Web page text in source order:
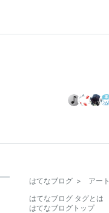
はてなブログ > アート
はてなブログ タグとは
はてなブログトップ